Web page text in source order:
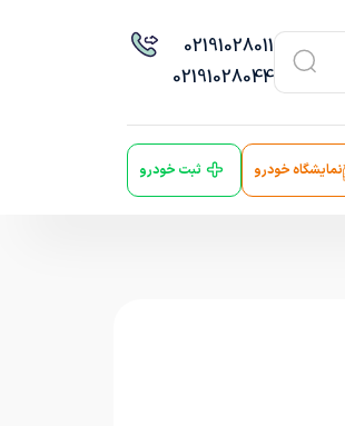
02191028011
02191028044
نمایشگاه خودرو ثبت خودرو